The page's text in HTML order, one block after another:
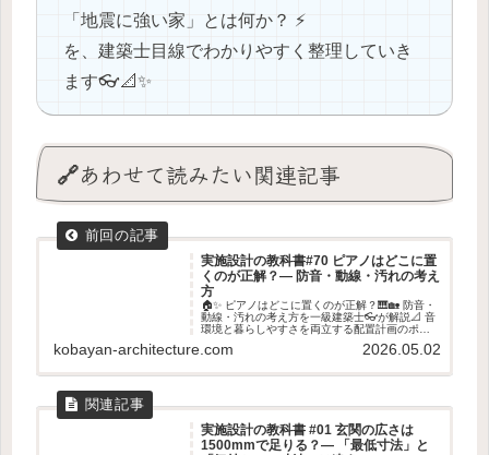
「地震に強い家」とは何か？ ⚡️
を、建築士目線でわかりやすく整理していき
ます👓📐✨
🔗あわせて読みたい関連記事
実施設計の教科書#70 ピアノはどこに置
くのが正解？― 防音・動線・汚れの考え
方
🏠✨ ピアノはどこに置くのが正解？🎹🏡 防音・
動線・汚れの考え方を一級建築士👓が解説📐 音
環境と暮らしやすさを両立する配置計画のポイ
kobayan-architecture.com 2026.05.02
実施設計の教科書 #01 玄関の広さは
1500mmで足りる？― 「最低寸法」と